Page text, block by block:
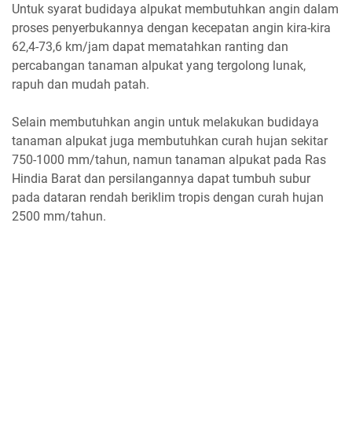
Untuk syarat budidaya alpukat membutuhkan angin dalam
proses penyerbukannya dengan kecepatan angin kira-kira
62,4-73,6 km/jam dapat mematahkan ranting dan
percabangan tanaman alpukat yang tergolong lunak,
rapuh dan mudah patah.
Selain membutuhkan angin untuk melakukan budidaya
tanaman alpukat juga membutuhkan curah hujan sekitar
750-1000 mm/tahun, namun tanaman alpukat pada Ras
Hindia Barat dan persilangannya dapat tumbuh subur
pada dataran rendah beriklim tropis dengan curah hujan
2500 mm/tahun.